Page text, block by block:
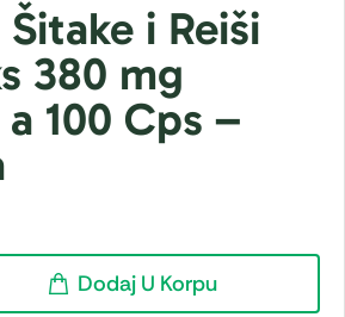
i Reiši
380 mg
100 Cps –
Dodaj U Korpu